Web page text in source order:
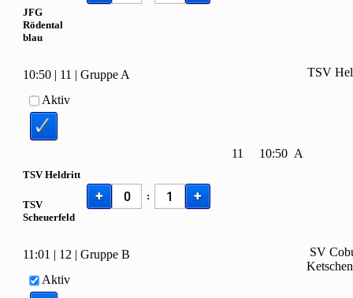
JFG
Rödental
blau
10:50 | 11 | Gruppe A
Aktiv
TSV Heldritt
TSV
Scheuerfeld
+ : +
11 10:50 A
TSV
11:01 | 12 | Gruppe B
Aktiv
SV